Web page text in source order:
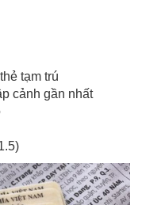
tạm trú
cảnh gần nhất